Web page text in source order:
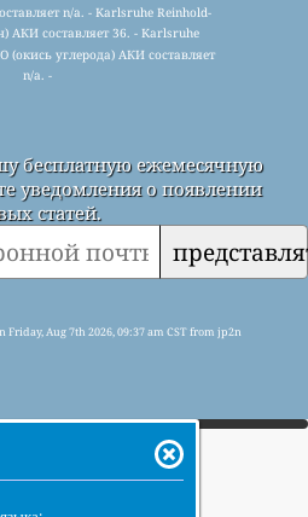
n/a. - Karlsruhe Reinhold-
АКИ составляет 36. - Karlsruhe
(окись углерода) АКИ составляет
n/a. -
бесплатную ежемесячную
уведомления о появлении
статей.
Friday, Aug 7th 2026, 09:37 am CST from jp2n